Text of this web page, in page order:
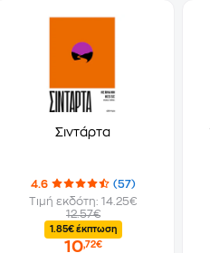
Σιντάρτα
4.6
(57)
Τιμή εκδότη: 14.25€
12.57€
1.85€ έκπτωση
10,72€